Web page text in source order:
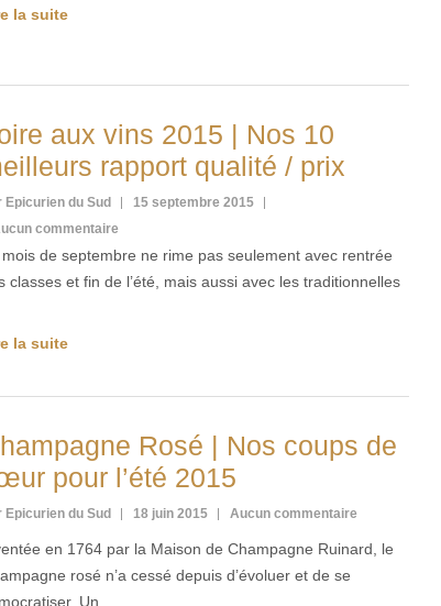
la suite
aux vins 2015 | Nos 10
rapport qualité / prix
Epicurien du Sud
15 septembre 2015
commentaire
mois de septembre ne rime pas seulement avec rentrée
classes et fin de l’été, mais aussi avec les traditionnelles
la suite
Rosé | Nos coups de
pour l’été 2015
Epicurien du Sud 18 juin 2015 Aucun commentaire
en 1764 par la Maison de Champagne Ruinard, le
rosé n’a cessé depuis d’évoluer et de se
Un …